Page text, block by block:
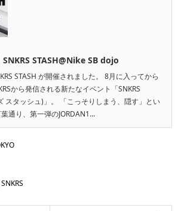
SNKRS STASH@Nike SB dojo
STASH が開催されました。 8月に入ってから
から発信される新たなイベント「SNKRS
スタッシュ)」。 「こっそりしまう、隠す」とい
通り、第一弾のJORDAN1...
SNKRS